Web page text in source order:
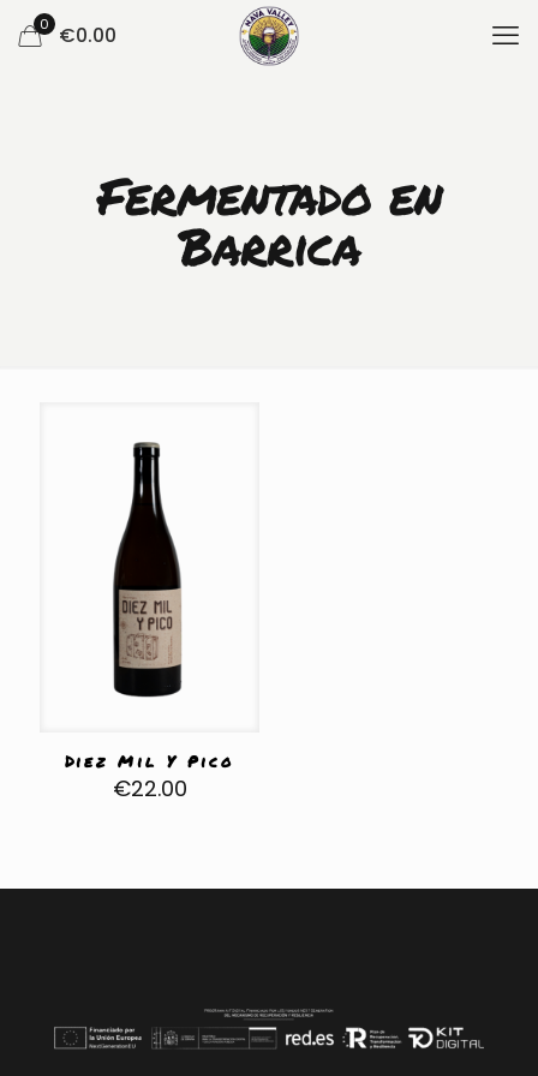
0 €0.00
Fermentado en
Barrica
Diez Mil Y Pico
€22.00